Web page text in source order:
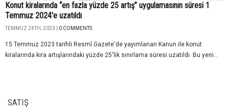
Konut kiralarında “en fazla yüzde 25 artış” uygulamasının süresi 1
Temmuz 2024'e uzatıldı
TEMMUZ 24TH, 2023 | 0 COMMENTS
15 Temmuz 2023 tarihli Resmî Gazete'de yayımlanan Kanun ile konut
kiralarında kira artışlarındaki yüzde 25'lik sınırlama süresi uzatıldı. Bu yeni...
SATIŞ